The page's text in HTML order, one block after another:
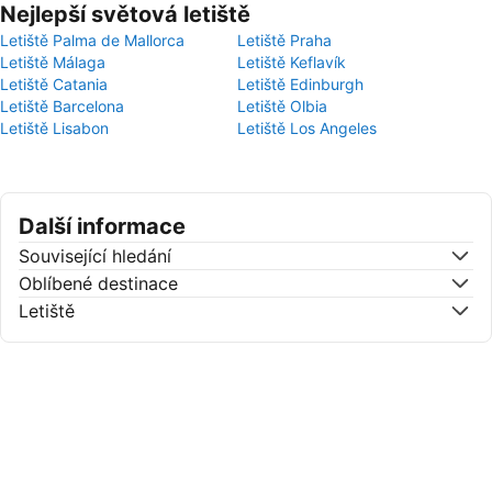
Nejlepší světová letiště
Letiště Palma de Mallorca
Letiště Praha
Letiště Málaga
Letiště Keflavík
Letiště Catania
Letiště Edinburgh
Letiště Barcelona
Letiště Olbia
Letiště Lisabon
Letiště Los Angeles
Další informace
Související hledání
Oblíbené destinace
Letiště